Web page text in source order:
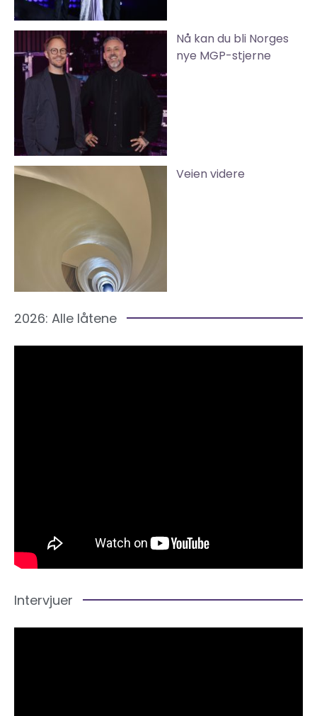
Nå kan du bli Norges
nye MGP-stjerne
Veien videre
2026: Alle låtene
Intervjuer